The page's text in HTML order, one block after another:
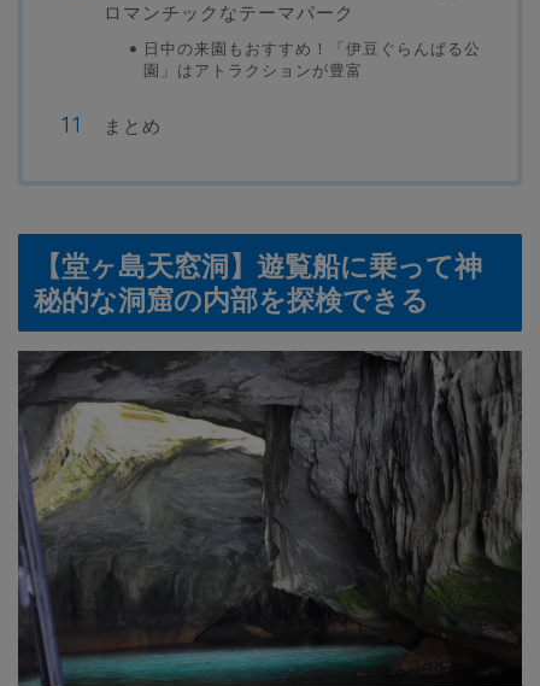
ロマンチックなテーマパーク
日中の来園もおすすめ！「伊豆ぐらんぱる公
園」はアトラクションが豊富
まとめ
【堂ヶ島天窓洞】遊覧船に乗って神
秘的な洞窟の内部を探検できる